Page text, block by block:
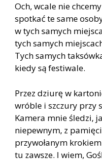
Och, wcale nie
spotkać te same
w tych samych
tych samych
Tych samych
kiedy są festiwale.
Przez dziurę w
wróble i szczury przy
Kamera mnie śledzi,
niepewnym, z pamięci
przywołanym
tu zawsze. I wiem,